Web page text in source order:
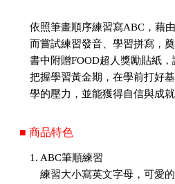
依照筆畫順序練習寫ABC，藉
而嘗試練習發音、學習拼寫，奠
書中附贈FOOD超人獎勵貼紙，
把握學習黃金期，在學前打好
學的壓力，並能獲得自信與成就
■ 商品特色
1. ABC筆順練習
練習大小寫英文字母，可愛